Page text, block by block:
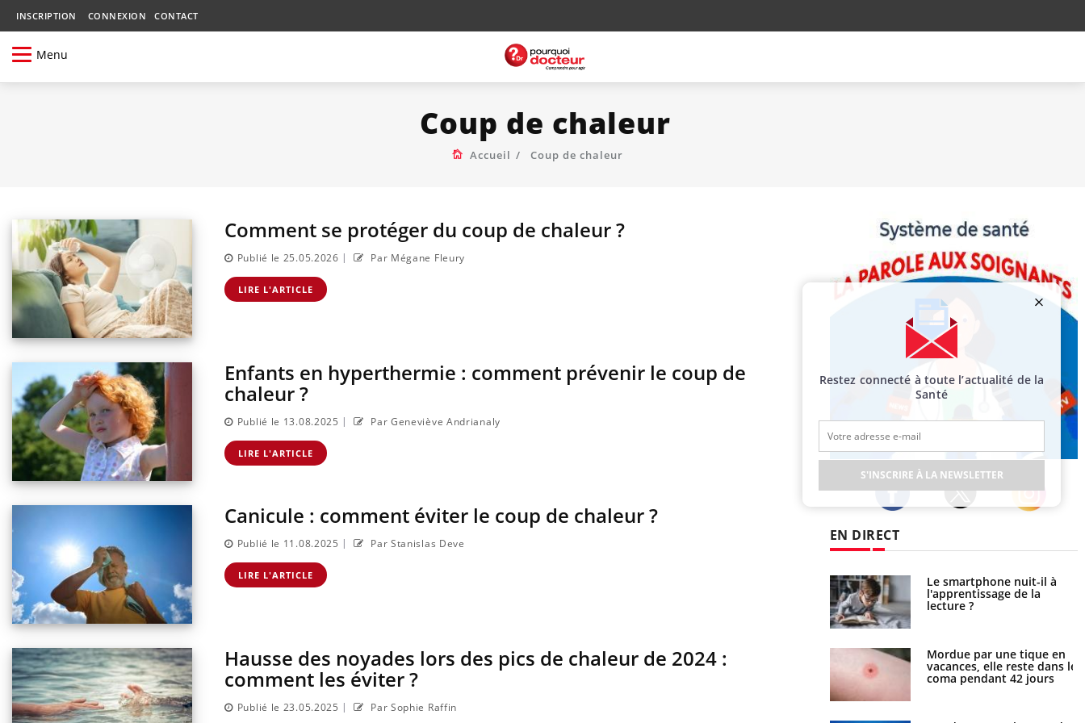
INSCRIPTION CONNEXION CONTACT
Menu
Coup de chaleur
Accueil Coup de chaleur
Comment se protéger du coup de chaleur ?
Publié le 25.05.2026 | Par Mégane Fleury
LIRE L'ARTICLE
Enfants en hyperthermie : comment prévenir le coup de
chaleur ?
Publié le 13.08.2025 | Par Geneviève Andrianaly
LIRE L'ARTICLE
Canicule : comment éviter le coup de chaleur ?
Publié le 11.08.2025 | Par Stanislas Deve
LIRE L'ARTICLE
Hausse des noyades lors des pics de chaleur de 2024 :
comment les éviter ?
Publié le 23.05.2025 | Par Sophie Raffin
EN DIRECT
Pourquoi votre ventre
gâche-t-il les premiers
Pourquoi manger moins de
protéines pourrait
Le smartphone nuit-il à
l'apprentissage de la
lecture ?
Mordue par une tique en
vacances, elle reste dans le
coma pendant 42 jours
Restez connecté à toute l’actualité de la
Santé
S'INSCRIRE À LA NEWSLETTER